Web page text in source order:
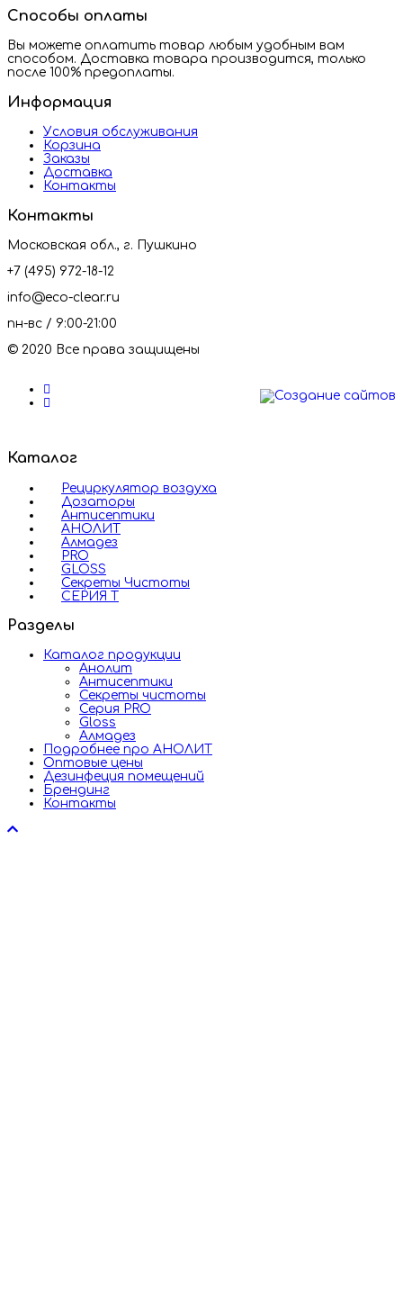
Способы оплаты
Вы можете оплатить товар любым удобным вам
способом. Доставка товара производится, только
после 100% предоплаты.
Информация
Условия обслуживания
Корзина
Заказы
Доставка
Контакты
Контакты
Московская обл., г. Пушкино
+7 (495) 972-18-12
info@eco-clear.ru
пн-вс / 9:00-21:00
© 2020 Все права защищены
Каталог
Рециркулятор воздуха
Дозаторы
Антисептики
АНОЛИТ
Алмадез
PRO
GLOSS
Секреты Чистоты
СЕРИЯ Т
Разделы
Каталог продукции
Анолит
Антисептики
Секреты чистоты
Серия PRO
Gloss
Алмадез
Подробнее про АНОЛИТ
Оптовые цены
Дезинфеция помещений
Брендинг
Контакты